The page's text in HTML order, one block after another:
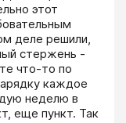
этот
деле решили,
стержень -
что-то по
каждое
неделю в
еще пункт. Так